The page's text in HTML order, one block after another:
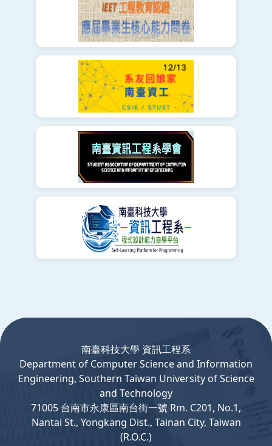
南臺科技大學 資訊工程系
Departmentof ComputerScience and Information
Engineering, Southern Taiwan University of Science
and Technology
71005 台南市永康區南台街一號 Rm. C201, No.1,
Nantai St., Yongkang Dist., Tainan City, Taiwan
(R.O.C.)